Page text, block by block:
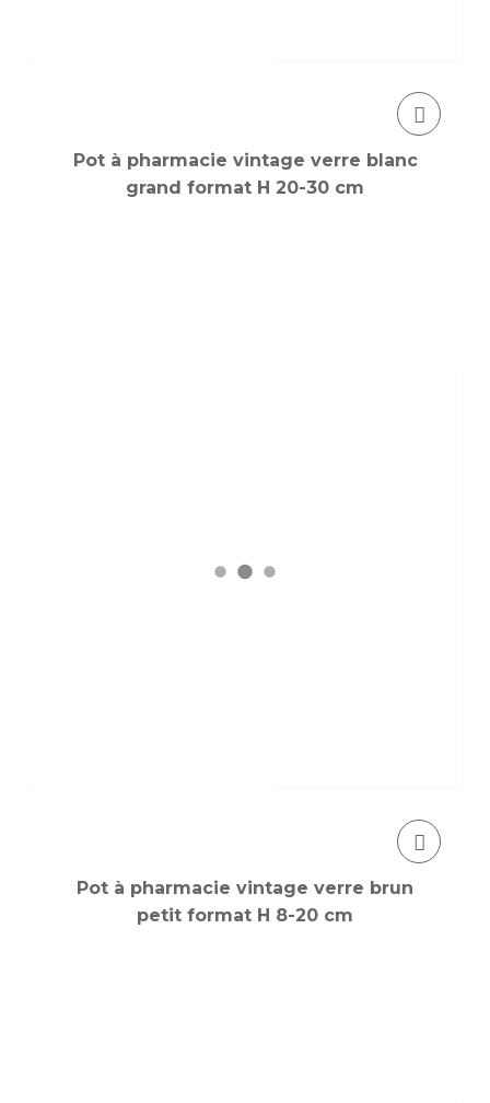
Pot à pharmacie vintage verre blanc
grand format H 20-30 cm
Pot à pharmacie vintage verre brun
petit format H 8-20 cm